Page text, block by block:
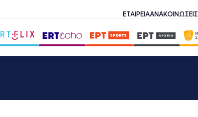
ΕΤΑΙΡΕΙΑΑΝΑΚΟΙΝΩΣΕΙΣ